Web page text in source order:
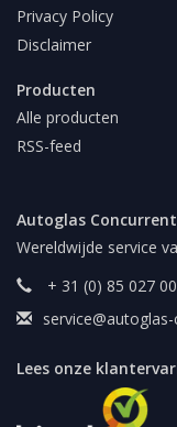
Privacy Policy
Disclaimer
Producten
Alle producten
RSS-feed
Autoglas Concurrent
Wereldwijde service
+ 31 (0) 85 027
Lees onze